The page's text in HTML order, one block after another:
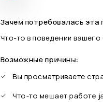
Зачем потребовалась эта
Что-то в поведении
Возможные причины:
Вы просматриваете
Что-то мешает работе